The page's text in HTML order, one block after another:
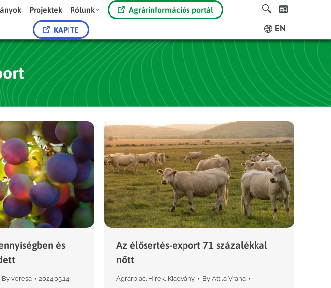
Projektek Rólunk Agrárinformációs portál
KAPITE EN
és
By veresa 2024.05.14.
Az élősertés-export 71 százalékkal
nőtt
Agrárpiac, Hírek, Kiadvány By Attila Vrana